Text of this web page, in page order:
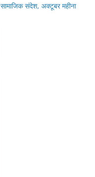
संदेश, अक्टूबर महीना